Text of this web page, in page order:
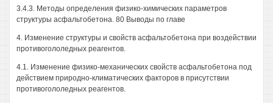
3.4.3. Методы определения физико-химических параметров
структуры асфальтобетона. 80 Выводы по главе
4. Изменение структуры и свойств асфальтобетона при воздействии
противогололедных реагентов.
4.1. Изменение физико-механических свойств асфальтобетона под
действием природно-климатических факторов в присутствии
противогололедных реагентов.